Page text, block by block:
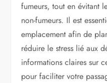
fumeurs, tout en évitant
non-fumeurs. Il est
emplacement afin de
réduire le stress lié aux
informations claires sur
pour faciliter votre